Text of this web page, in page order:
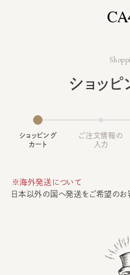
ショッピ
ショッピング
カート
ご注文情報の
入力
※海外発送について
日本以外の国へ発送をご希望のお